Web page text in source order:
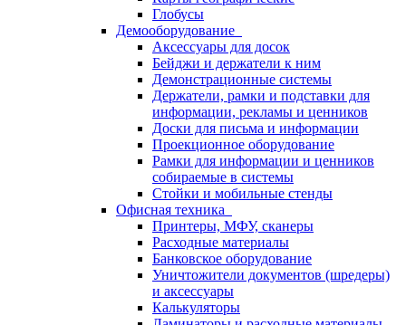
Глобусы
Демооборудование
Аксессуары для досок
Бейджи и держатели к ним
Демонстрационные системы
Держатели, рамки и подставки для
информации, рекламы и ценников
Доски для письма и информации
Проекционное оборудование
Рамки для информации и ценников
собираемые в системы
Стойки и мобильные стенды
Офисная техника
Принтеры, МФУ, сканеры
Расходные материалы
Банковское оборудование
Уничтожители документов (шредеры)
и аксессуары
Калькуляторы